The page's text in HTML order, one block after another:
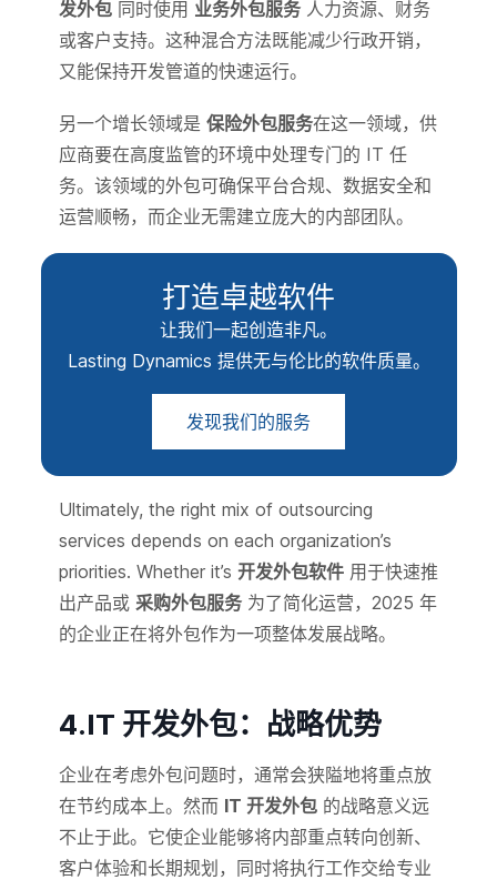
发外包同时使用 业务外包服务人力资源、财务
或客户支持。这种混合方法既能减少行政开销，
又能保持开发管道的快速运行。
另一个增长领域是 保险外包服务在这一领域，供
应商要在高度监管的环境中处理专门的 IT 任
务。该领域的外包可确保平台合规、数据安全和
运营顺畅，而企业无需建立庞大的内部团队。
打造卓越软件
让我们一起创造非凡。
Lasting Dynamics 提供无与伦比的软件质量。
发现我们的服务
Ultimately, the right mix of outsourcing
services depends on each organization’s
priorities. Whether it’s 开发外包软件用于快速推
出产品或 采购外包服务为了简化运营，2025 年
的企业正在将外包作为一项整体发展战略。
4.IT 开发外包：战略优势
企业在考虑外包问题时，通常会狭隘地将重点放
在节约成本上。然而 IT 开发外包的战略意义远
不止于此。它使企业能够将内部重点转向创新、
客户体验和长期规划，同时将执行工作交给专业